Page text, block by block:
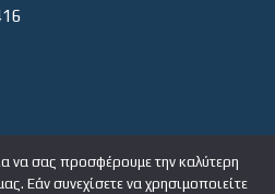
να σας προσφέρουμε την καλύτερη
Εάν συνεχίσετε να χρησιμοποιείτε